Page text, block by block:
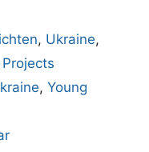
, Ukraine,
,Young